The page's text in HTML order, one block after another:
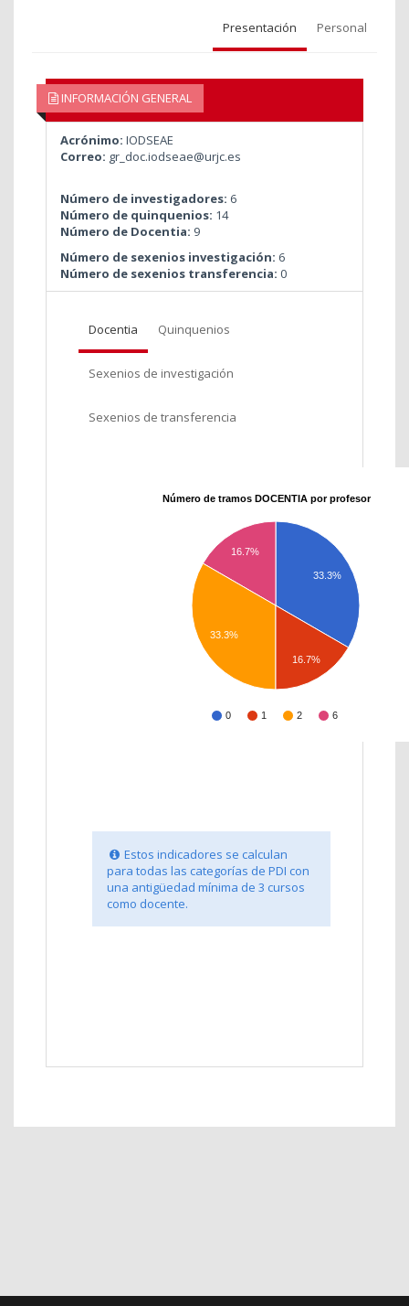
Presentación Personal
INFORMACIÓN GENERAL
Acrónimo: IODSEAE
Correo: gr_doc.iodseae@urjc.es
Número de investigadores: 6
Número de quinquenios: 14
Número de Docentia: 9
Número de sexenios investigación: 6
Número de sexenios transferencia: 0
Docentia Quinquenios
Sexenios de investigación
Sexenios de transferencia
Número de tramos DOCENTIA por profesor
0 1 2 6
33.3%
16.7%
33.3%
16.7%
Estos indicadores se calculan
para todas las categorías de PDI con
una antigüedad mínima de 3 cursos
como docente.